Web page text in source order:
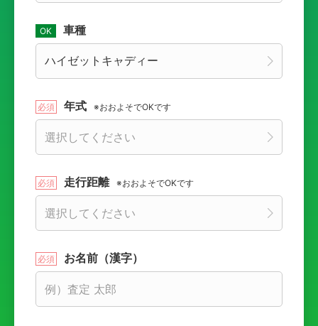
車種
年式 ※おおよそでOKです
走行距離 ※おおよそでOKです
お名前（漢字）